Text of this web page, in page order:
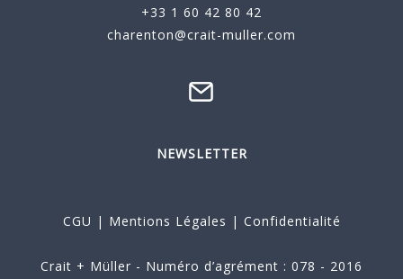
+33 1 60 42 80 42
charenton@crait-muller.com
NEWSLETTER
CGU | Mentions Légales | Confidentialité
Crait + Müller - Numéro d’agrément : 078 - 2016